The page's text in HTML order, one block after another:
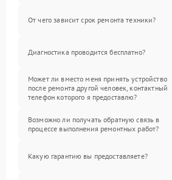
От чего зависит срок ремонта техники?
Диагностика проводится бесплатно?
Может ли вместо меня принять устройство
после ремонта другой человек, контактный
телефон которого я предоставлю?
Возможно ли получать обратную связь в
процессе выполнения ремонтных работ?
Какую гарантию вы предоставляете?